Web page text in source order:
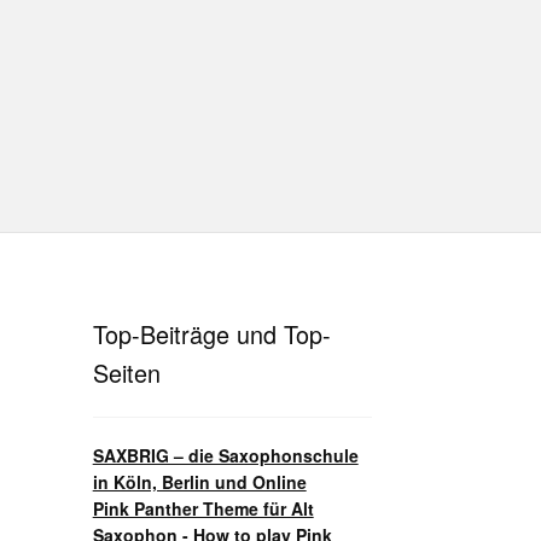
Unterrichtsbedingungen (AGBs)
Top-Beiträge und Top-
Seiten
SAXBRIG – die Saxophonschule
in Köln, Berlin und Online
Pink Panther Theme für Alt
Saxophon - How to play Pink